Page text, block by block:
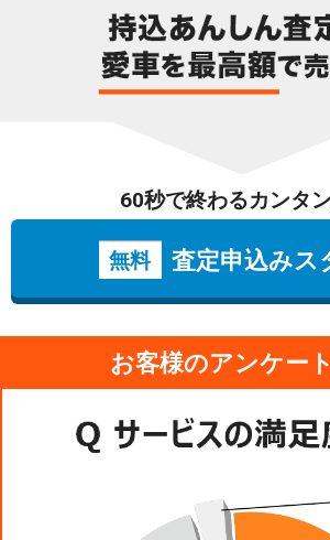
60秒で終わるカンタ
無料 査定申込みス
お客様のアンケー